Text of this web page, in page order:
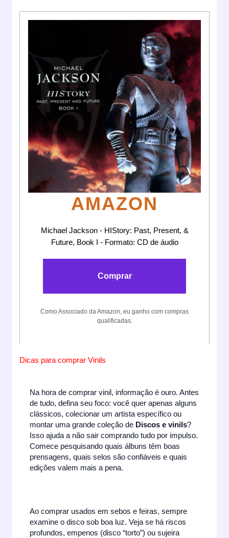
AMAZON
Michael Jackson - HIStory: Past, Present, &
Future, Book I - Formato: CD de áudio
Comprar
Como Associado da Amazon, eu ganho com compras
qualificadas.
Dicas para comprar Vinils
Na hora de comprar vinil, informação é ouro. Antes
de tudo, defina seu foco: você quer apenas alguns
clássicos, colecionar um artista específico ou
montar uma grande coleção de Discos e vinils?
Isso ajuda a não sair comprando tudo por impulso.
Comece pesquisando quais álbuns têm boas
prensagens, quais selos são confiáveis e quais
edições valem mais a pena.
Ao comprar usados em sebos e feiras, sempre
examine o disco sob boa luz. Veja se há riscos
profundos, empenos (disco “torto”) ou sujeira